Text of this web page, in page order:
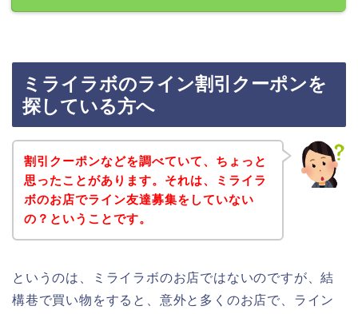
ミライラボのライン割引クーポンを
探している方へ
割引クーポンなどを調べていて、ちょっと
思ったことがあります。それは、ミライラ
ボのお店でライン友達募集をしていない
の？ということです。
というのは、ミライラボのお店ではないのですが、結
構巷で買い物をすると、意外と多くのお店で、ライン